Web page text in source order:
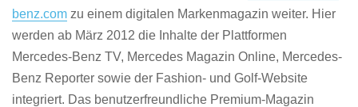
benz.com zu einem digitalen Markenmagazin weiter. Hier
werden ab März 2012 die Inhalte der Plattformen
Mercedes-Benz TV, Mercedes Magazin Online, Mercedes-
Benz Reporter sowie der Fashion- und Golf-Website
integriert. Das benutzerfreundliche Premium-Magazin